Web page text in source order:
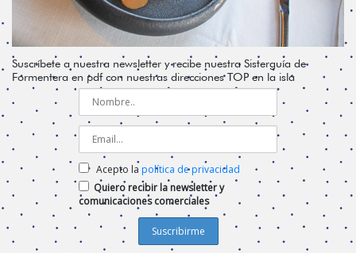
Suscríbete a nuestra newsletter y recibe nuestra Sisterguía de
Formentera en pdf con nuestras direcciones TOP en la isla
Acepto la política de privacidad
Quiero recibir la newsletter y
comunicaciones comerciales